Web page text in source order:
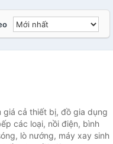
giá cả thiết bị, đồ gia dụng
các loại, nồi điện, bình
lò nướng, máy xay sinh